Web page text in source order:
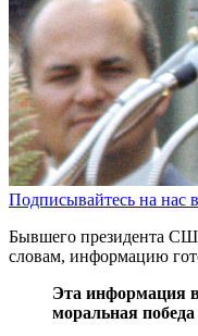
Подписывайтесь на нас
Бывшего президента
словам, информацию
Эта информация
моральная